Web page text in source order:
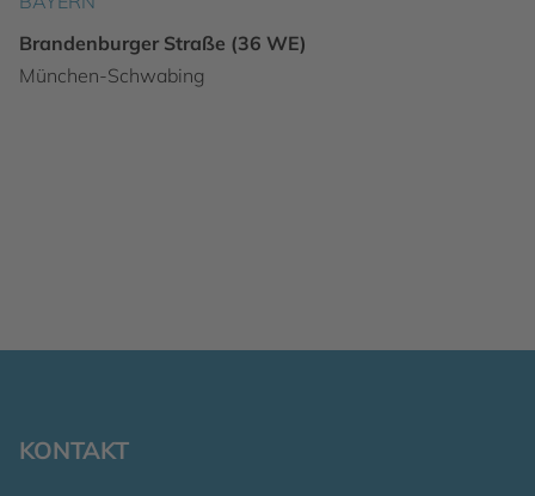
Brandenburger Straße (36 WE)
München-Schwabing
KONTAKT